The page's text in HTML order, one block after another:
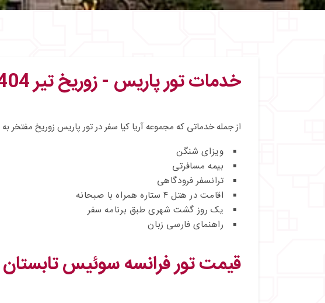
خدمات تور پاریس - زوریخ تیر 1404
از جمله خدماتی که مجموعه آریا کیا سفر در تور پاریس زوریخ مفتخر
ویزای شنگن
بیمه مسافرتی
ترانسفر فرودگاهی
اقامت در هتل ۴ ستاره همراه با صبحانه
یک روز گشت شهری طبق برنامه سفر
راهنمای فارسی‌ زبان
قیمت تور فرانسه سوئیس تابستان 1404